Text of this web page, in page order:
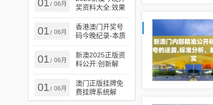
与落实​
01 / 06月
奖资料大全:效果
解读、解释与落
实,谨防虚假的障
眼法
01 / 06月
香港澳门开奖号
码今晚纪录-本质
释义、解释与落
实,谨防欺诈的假
承诺境
01 / 06月
新澳2025正版资
料公开:创新解
读、解释与落实,
小心虚假鼓吹
01 / 06月
澳门正版挂牌免
费挂牌系统解
答、解释与落实​-